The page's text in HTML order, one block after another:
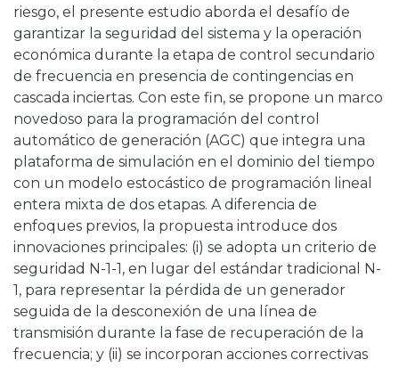
riesgo, el presente estudio aborda el desafío de
garantizar la seguridad del sistema y la operación
económica durante la etapa de control secundario
de frecuencia en presencia de contingencias en
cascada inciertas. Con este fin, se propone un marco
novedoso para la programación del control
automático de generación (AGC) que integra una
plataforma de simulación en el dominio del tiempo
con un modelo estocástico de programación lineal
entera mixta de dos etapas. A diferencia de
enfoques previos, la propuesta introduce dos
innovaciones principales: (i) se adopta un criterio de
seguridad N-1-1, en lugar del estándar tradicional N-
1, para representar la pérdida de un generador
seguida de la desconexión de una línea de
transmisión durante la fase de recuperación de la
frecuencia; y (ii) se incorporan acciones correctivas